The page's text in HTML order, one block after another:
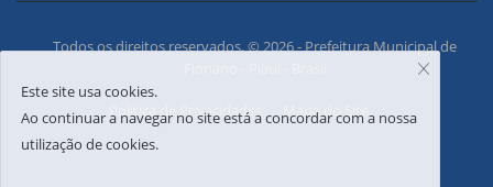
Todos os direitos reservados. © 2026 - Prefeitura Municipal de
Política de Privacidades Mapa do Site
Este site usa cookies.
Ao continuar a navegar no site está a concordar com a nossa
utilização de cookies.